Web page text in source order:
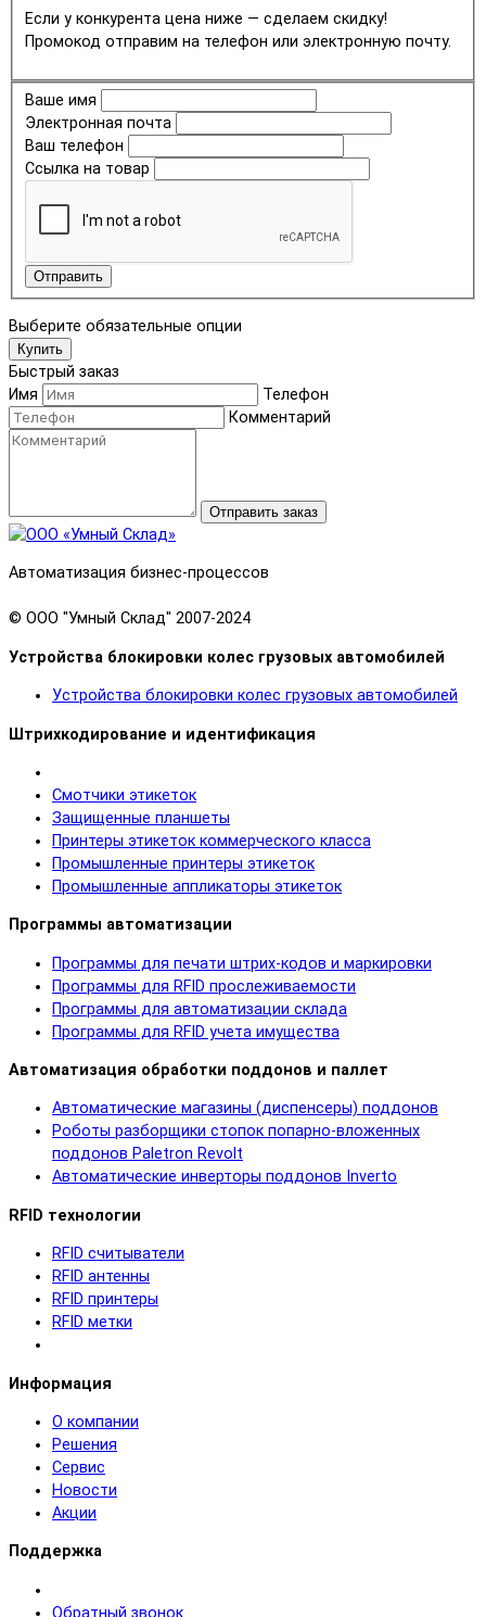
Если у конкурента цена ниже — сделаем скидку!
Промокод отправим на телефон или электронную почту.
Ваше имя
Электронная почта
Ваш телефон
Ссылка на товар
Отправить
Выберите обязательные опции
Купить
Быстрый заказ
Имя
Телефон
Комментарий
Отправить заказ
Автоматизация бизнес-процессов
© OOO "Умный Склад" 2007-2024
Устройства блокировки колес грузовых автомобилей
Устройства блокировки колес грузовых автомобилей
Штрихкодирование и идентификация
Смотчики этикеток
Защищенные планшеты
Принтеры этикеток коммерческого класса
Промышленные принтеры этикеток
Промышленные аппликаторы этикеток
Программы автоматизации
Программы для печати штрих-кодов и маркировки
Программы для RFID прослеживаемости
Программы для автоматизации склада
Программы для RFID учета имущества
Автоматизация обработки поддонов и паллет
Автоматические магазины (диспенсеры) поддонов
Роботы разборщики стопок попарно-вложенных
поддонов Paletron Revolt
Автоматические инверторы поддонов Inverto
RFID технологии
RFID cчитыватели
RFID антенны
RFID принтеры
RFID метки
Информация
О компании
Решения
Сервис
Новости
Акции
Поддержка
Обратный звонок